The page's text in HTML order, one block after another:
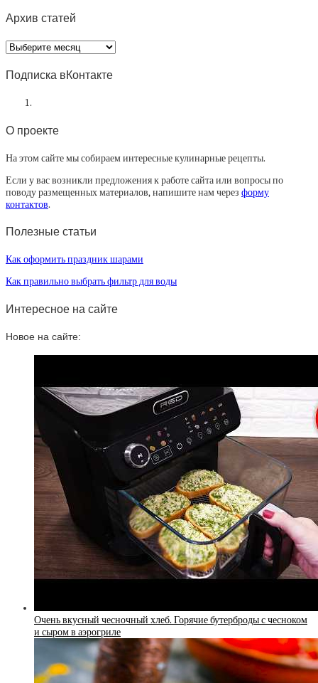
Архив статей
Архив
статей
Подписка вКонтакте
О проекте
На этом сайте мы собираем интересные кулинарные рецепты.
Если у вас возникли предложения к работе сайта или вопросы по
поводу размещенных материалов, напишите нам через форму
контактов.
Полезные статьи
Как оформить праздник шарами
Как правильно выбрать фильтр для воды
Интересное на сайте
Новое на сайте:
Очень вкусный чесночный хлеб. Горячие бутерброды с чесноком
и сыром в аэрогриле